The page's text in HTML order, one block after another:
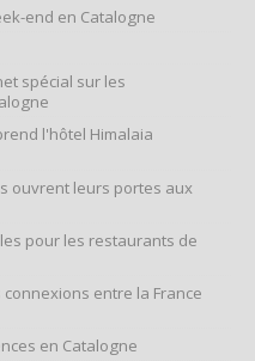
end en Catalogne
spécial sur les
l'hôtel Himalaia
ouvrent leurs portes aux
pour les restaurants de
entre la France
en Catalogne